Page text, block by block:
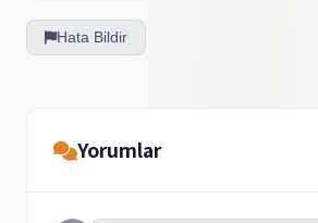
Hata Bildir
Yorumlar